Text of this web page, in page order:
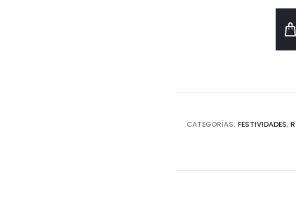
CATEGORÍAS: FESTIVIDADES,